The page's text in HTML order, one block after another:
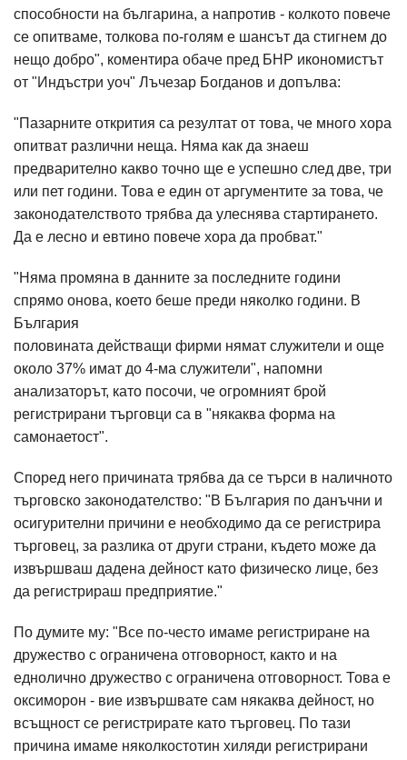
способности на българина, а напротив - колкото повече
се опитваме, толкова по-голям е шансът да стигнем до
нещо добро", коментира обаче пред БНР икономистът
от "Индъстри уоч" Лъчезар Богданов и допълва:
"Пазарните открития са резултат от това, че много хора
опитват различни неща. Няма как да знаеш
предварително какво точно ще е успешно след две, три
или пет години. Това е един от аргументите за това, че
законодателството трябва да улеснява стартирането.
Да е лесно и евтино повече хора да пробват."
"Няма промяна в данните за последните години
спрямо онова, което беше преди няколко години. В
България
половината действащи фирми нямат служители и още
около 37% имат до 4-ма служители", напомни
анализаторът, като посочи, че огромният брой
регистрирани търговци са в "някаква форма на
самонаетост".
Според него причината трябва да се търси в наличното
търговско законодателство: "В България по данъчни и
осигурителни причини е необходимо да се регистрира
търговец, за разлика от други страни, където може да
извършваш дадена дейност като физическо лице, без
да регистрираш предприятие."
По думите му: "Все по-често имаме регистриране на
дружество с ограничена отговорност, както и на
еднолично дружество с ограничена отговорност. Това е
оксиморон - вие извършвате сам някаква дейност, но
всъщност се регистрирате като търговец. По тази
причина имаме няколкостотин хиляди регистрирани